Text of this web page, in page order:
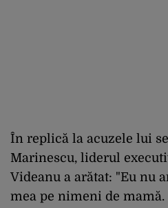
În replică la acuzele lui
Marinescu, liderul
Videanu a arătat: "Eu nu
mea pe nimeni de